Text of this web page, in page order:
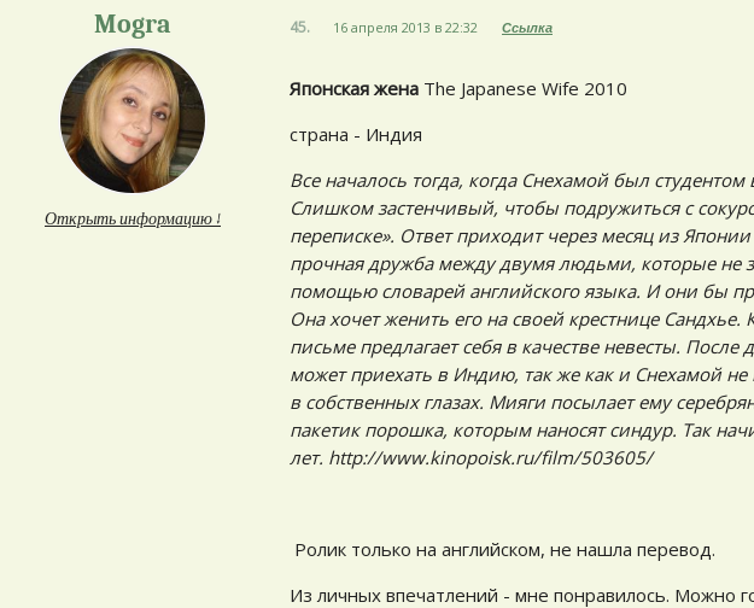
Mogra
Открыть информацию ↓
45. 16 апреля 2013 в 22:32 Ссылка
Японская жена The Japanese Wife 2010
страна - Индия
Все началось тогда, когда Снехамой был
Слишком застенчивый, чтобы подружиться с
переписке». Ответ приходит через месяц из
прочная дружба между двумя людьми, которые не
помощью словарей английского языка. И они бы
Она хочет женить его на своей крестнице
письме предлагает себя в качестве невесты.
может приехать в Индию, так же как и Снехамой
в собственных глазах. Мияги посылает ему
пакетик порошка, которым наносят синдур. Так
лет. http://www.kinopoisk.ru/film/503605/
Ролик только на английском, не нашла перевод.
Из личных впечатлений - мне понравилось. Можно